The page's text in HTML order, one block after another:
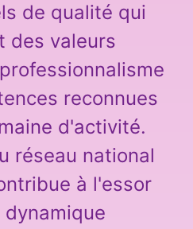
de qualité qui
des valeurs
reconnues
d'activité.
réseau national
à l'essor